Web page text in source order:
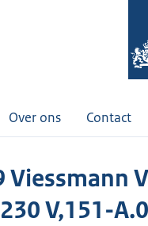
Over ons Contact
Viessmann
V,151-